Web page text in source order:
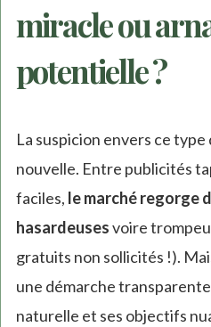
miracle ou
potentielle ?
La suspicion envers ce
nouvelle. Entre publicités
faciles, le marché regorge
hasardeusesvoire
gratuits non sollicités !).
une démarche
naturelle et ses objectifs